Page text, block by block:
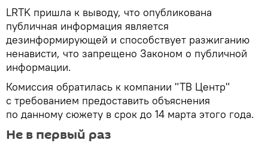
LRTK пришла к выводу, что опубликована
публичная информация является
дезинформирующей и способствует разжиганию
ненависти, что запрещено Законом о публичной
информации.
Комиссия обратилась к компании "ТВ Центр"
с требованием предоставить объяснения
по данному сюжету в срок до 14 марта этого года.
Не в первый раз